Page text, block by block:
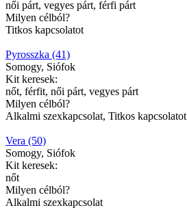
női párt, vegyes párt, férfi párt
Milyen célból?
Titkos kapcsolatot
Pyrosszka (41)
Somogy, Siófok
Kit keresek:
nőt, férfit, női párt, vegyes párt
Milyen célból?
Alkalmi szexkapcsolat, Titkos kapcsolatot
Vera (50)
Somogy, Siófok
Kit keresek:
nőt
Milyen célból?
Alkalmi szexkapcsolat